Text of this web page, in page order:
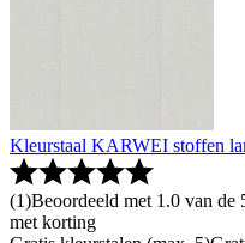
Kleurstaal KARWEI stoffen
(1)Beoordeeld met 1.0 van de
met korting